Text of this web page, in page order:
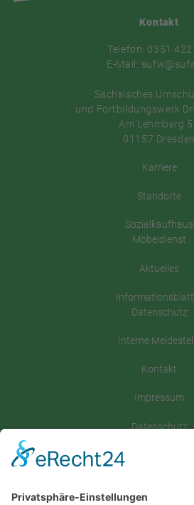
Kontakt
Telefon: 0351
E-Mail:
Sächsisches
und Fortbildungswerk
Am Lehmberg
01157 Dresden
Karriere
Standorte
Sozialkaufhaus
Möbeldienst
Aktuelles
Datenschutz
Interne
Kontakt
Impressum
Datenschutz